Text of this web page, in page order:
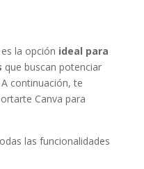
la opción ideal para
que buscan potenciar
continuación, te
Canva para
las funcionalidades